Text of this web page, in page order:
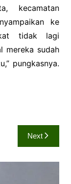
kecamatan
ke
tidak lagi
mereka sudah
pungkasnya.
Next